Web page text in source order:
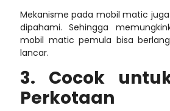
Mekanisme pada mobil matic
dipahami. Sehingga
mobil matic pemula bisa
lancar.
3. Cocok
Perkotaan